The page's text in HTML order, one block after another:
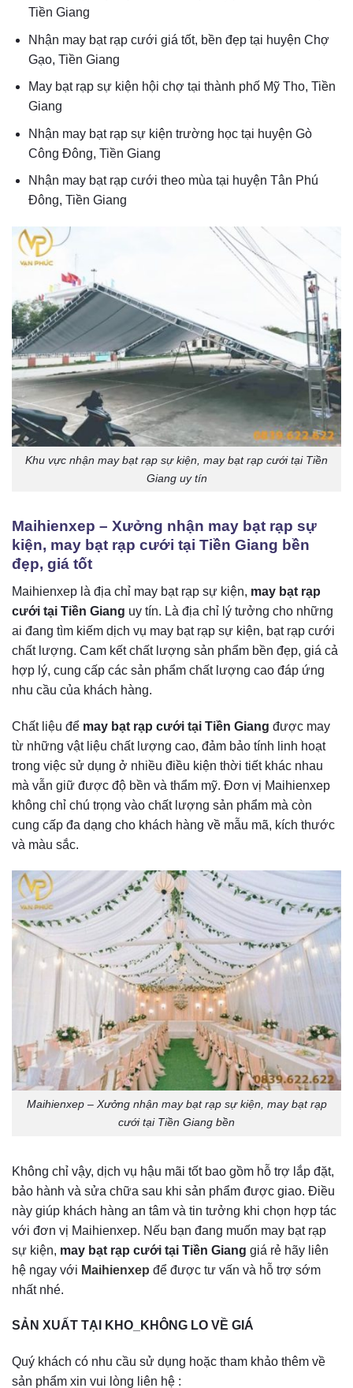
Tiền Giang
Nhận may bạt rạp cưới giá tốt, bền đẹp tại huyện Chợ
Gạo, Tiền Giang
May bạt rạp sự kiện hội chợ tại thành phố Mỹ Tho, Tiền
Giang
Nhận may bạt rạp sự kiện trường học tại huyện Gò
Công Đông, Tiền Giang
Nhận may bạt rạp cưới theo mùa tại huyện Tân Phú
Đông, Tiền Giang
Khu vực nhận may bạt rạp sự kiện, may bạt rạp cưới tại Tiền
Giang uy tín
Maihienxep – Xưởng nhận may bạt rạp sự
kiện, may bạt rạp cưới tại Tiền Giang bền
đẹp, giá tốt
Maihienxep là địa chỉ may bạt rạp sự kiện, may bạt rạp
cưới tại Tiền Giang uy tín. Là địa chỉ lý tưởng cho những
ai đang tìm kiếm dịch vụ may bạt rạp sự kiện, bạt rạp cưới
chất lượng. Cam kết chất lượng sản phẩm bền đẹp, giá cả
hợp lý, cung cấp các sản phẩm chất lượng cao đáp ứng
nhu cầu của khách hàng.
Chất liệu để may bạt rạp cưới tại Tiền Giang được may
từ những vật liệu chất lượng cao, đảm bảo tính linh hoạt
trong việc sử dụng ở nhiều điều kiện thời tiết khác nhau
mà vẫn giữ được độ bền và thẩm mỹ. Đơn vị Maihienxep
không chỉ chú trọng vào chất lượng sản phẩm mà còn
cung cấp đa dạng cho khách hàng về mẫu mã, kích thước
và màu sắc.
Maihienxep – Xưởng nhận may bạt rạp sự kiện, may bạt rạp
cưới tại Tiền Giang bền
Không chỉ vậy, dịch vụ hậu mãi tốt bao gồm hỗ trợ lắp đặt,
bảo hành và sửa chữa sau khi sản phẩm được giao. Điều
này giúp khách hàng an tâm và tin tưởng khi chọn hợp tác
với đơn vị Maihienxep. Nếu bạn đang muốn may bạt rạp
sự kiện, may bạt rạp cưới tại Tiền Giang giá rẻ hãy liên
hệ ngay với Maihienxep để được tư vấn và hỗ trợ sớm
nhất nhé.
SẢN XUẤT TẠI KHO_KHÔNG LO VỀ GIÁ
Quý khách có nhu cầu sử dụng hoặc tham khảo thêm về
sản phẩm xin vui lòng liên hệ :